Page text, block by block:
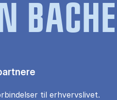
til erhvervslivet.